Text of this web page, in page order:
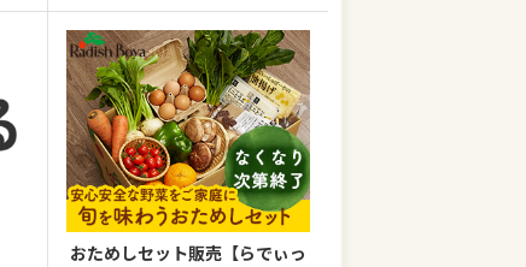
おためしセット販売【らでぃっ